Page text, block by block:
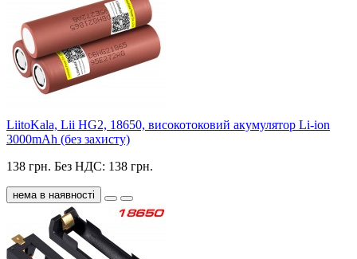
LiitoKala, Lii HG2, 18650, високотоковий акумулятор Li-ion
3000mAh (без захисту)
138 грн. Без НДС: 138 грн.
нема в наявності